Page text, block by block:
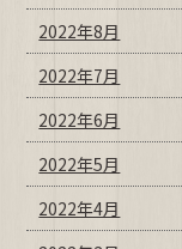
2022年8月
2022年7月
2022年6月
2022年5月
2022年4月